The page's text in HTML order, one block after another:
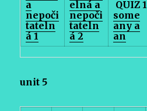
a
nepoči
tateln
á 1
elná a
nepoči
tateln
á 2
QUIZ 1
some
any a
an
unit 5